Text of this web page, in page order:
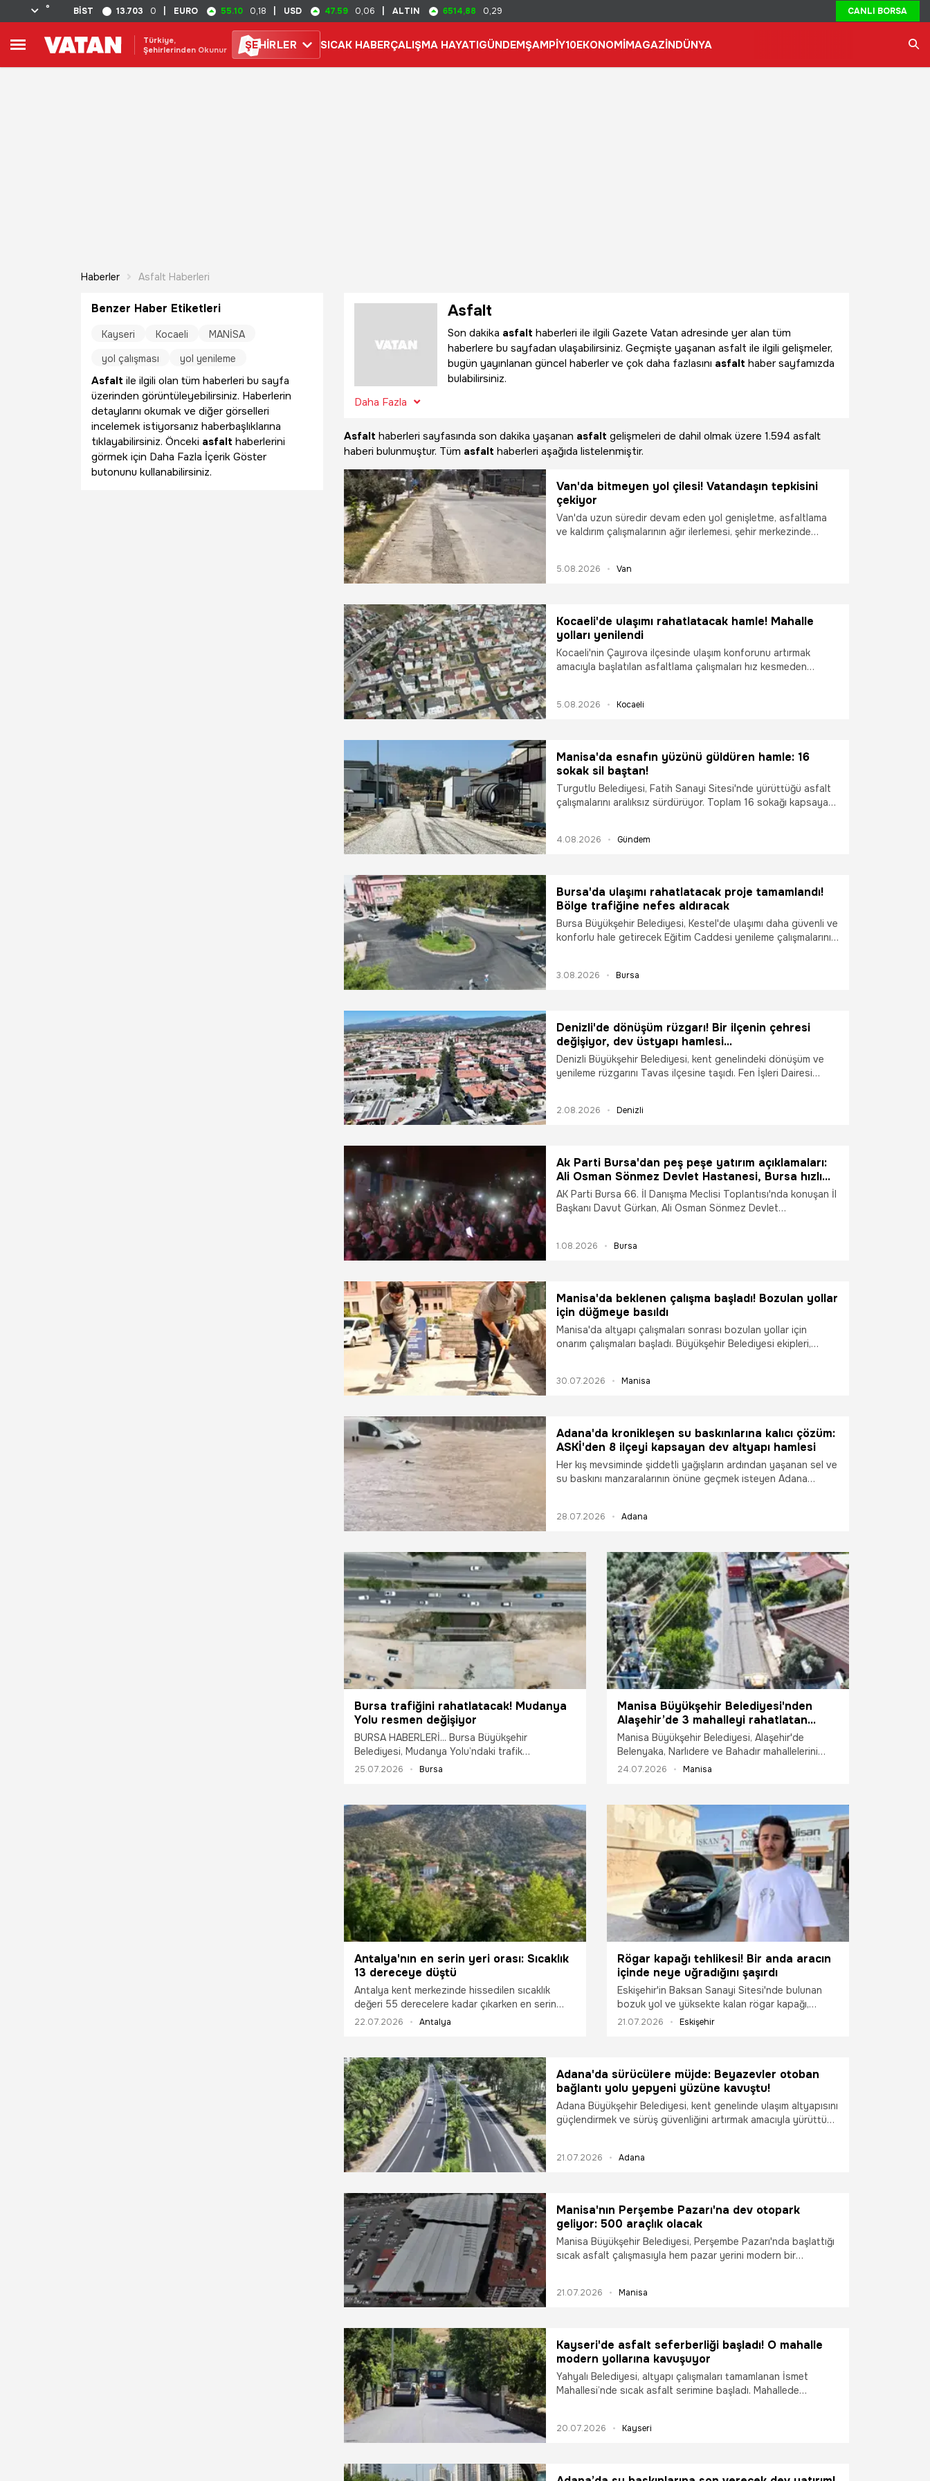
° BİST 13.703 0 EURO 55.10 0,18 USD 47.59 0,06 ALTIN 6514,88 0,29 CANLI BORSA
Türkiye,
Şehirlerinden Okunur
ŞEHİRLER SICAK HABERÇALIŞMA HAYATIGÜNDEMŞAMPİY10EKONOMİMAGAZİNDÜNYA
Haberler Asfalt Haberleri
Asfalt
Son dakika asfalt haberleri ile ilgili Gazete Vatan adresinde yer alan tüm
haberlere bu sayfadan ulaşabilirsiniz. Geçmişte yaşanan asfalt ile ilgili gelişmeler,
bugün yayınlanan güncel haberler ve çok daha fazlasını asfalt haber sayfamızda
bulabilirsiniz.
Daha Fazla
Asfalt haberleri sayfasında son dakika yaşanan asfalt gelişmeleri de dahil olmak üzere 1.594 asfalt
haberi bulunmuştur. Tüm asfalt haberleri aşağıda listelenmiştir.
Van'da bitmeyen yol çilesi! Vatandaşın tepkisini
çekiyor
Van'da uzun süredir devam eden yol genişletme, asfaltlama
ve kaldırım çalışmalarının ağır ilerlemesi, şehir merkezinde
Atatürk Kültür Parkı çevresi, Selimbey Mahallesi ve İskele
5.08.2026 Van
Kocaeli'de ulaşımı rahatlatacak hamle! Mahalle
yolları yenilendi
Kocaeli'nin Çayırova ilçesinde ulaşım konforunu artırmak
amacıyla başlatılan asfaltlama çalışmaları hız kesmeden
modern ve güvenli bir görünüme kavuştu.
5.08.2026 Kocaeli
Manisa'da esnafın yüzünü güldüren hamle: 16
sokak sil baştan!
Turgutlu Belediyesi, Fatih Sanayi Sitesi'nde yürüttüğü asfalt
çalışmalarını aralıksız sürdürüyor. Toplam 16 sokağı kapsayan
olduklarını söyledi.
4.08.2026 Gündem
Bursa'da ulaşımı rahatlatacak proje tamamlandı!
Bölge trafiğine nefes aldıracak
Bursa Büyükşehir Belediyesi, Kestel'de ulaşımı daha güvenli ve
konforlu hale getirecek Eğitim Caddesi yenileme çalışmalarını
önemli ölçüde rahatlatması bekleniyor.
3.08.2026 Bursa
Denizli'de dönüşüm rüzgarı! Bir ilçenin çehresi
değişiyor, dev üstyapı hamlesi...
Denizli Büyükşehir Belediyesi, kent genelindeki dönüşüm ve
yenileme rüzgarını Tavas ilçesine taşıdı. Fen İşleri Dairesi
Caddesi’nde altyapı çalışmalarının tamamlanmasının ardından
2.08.2026 Denizli
Ak Parti Bursa'dan peş peşe yatırım açıklamaları:
Ali Osman Sönmez Devlet Hastanesi, Bursa hızlı
tren hattı
AK Parti Bursa 66. İl Danışma Meclisi Toplantısı'nda konuşan İl
Başkanı Davut Gürkan, Ali Osman Sönmez Devlet
sürüşlerinin başlayacağını söyledi.
1.08.2026 Bursa
Manisa'da beklenen çalışma başladı! Bozulan yollar
için düğmeye basıldı
Manisa'da altyapı çalışmaları sonrası bozulan yollar için
onarım çalışmaları başladı. Büyükşehir Belediyesi ekipleri,
30.07.2026 Manisa
Adana'da kronikleşen su baskınlarına kalıcı çözüm:
ASKİ'den 8 ilçeyi kapsayan dev altyapı hamlesi
Her kış mevsiminde şiddetli yağışların ardından yaşanan sel ve
su baskını manzaralarının önüne geçmek isteyen Adana
Müdürlüğü, kentin kronik altyapı sorunlarına çözüm üretmek
28.07.2026 Adana
Bursa trafiğini rahatlatacak! Mudanya
Yolu resmen değişiyor
BURSA HABERLERİ... Bursa Büyükşehir
Belediyesi, Mudanya Yolu’ndaki trafik
yoğunluğunu azaltacak iki büyük ulaşım
ulaşırken, yeni düzenlemeyle Bursa şehir merkezi
yönünde trafik 5 şeride çıkacak. Projenin okullar
açılmadan tamamlanması hedefleniyor.
25.07.2026 Bursa
Manisa Büyükşehir Belediyesi'nden
Alaşehir’de 3 mahalleyi rahatlatan
asfalt hamlesi
Manisa Büyükşehir Belediyesi, Alaşehir'de
Belenyaka, Narlıdere ve Bahadır mahallelerini
birbirine bağlayan yolda yaklaşık 3 kilometrelik
arttı hem de çiftçilerin yıllardır yaşadığı yol
sorunu çözüme kavuştu.
24.07.2026 Manisa
Antalya'nın en serin yeri orası: Sıcaklık
13 dereceye düştü
Antalya kent merkezinde hissedilen sıcaklık
değeri 55 derecelere kadar çıkarken en serin
nokta da belli oldu. Kent merkezine 1,5 saat
22.07.2026 Antalya
Rögar kapağı tehlikesi! Bir anda aracın
içinde neye uğradığını şaşırdı
Eskişehir'in Baksan Sanayi Sitesi'nde bulunan
bozuk yol ve yüksekte kalan rögar kapağı,
sürücülerin ve bölge esnafının kâbusu oldu. Son
hava yastığının patladığı belirtildi.
21.07.2026 Eskişehir
Adana'da sürücülere müjde: Beyazevler otoban
bağlantı yolu yepyeni yüzüne kavuştu!
Adana Büyükşehir Belediyesi, kent genelinde ulaşım altyapısını
güçlendirmek ve sürüş güvenliğini artırmak amacıyla yürüttüğü
tamamlanan asfalt yenileme hamlesinin ardından, yol çizgileri
21.07.2026 Adana
Manisa'nın Perşembe Pazarı'na dev otopark
geliyor: 500 araçlık olacak
Manisa Büyükşehir Belediyesi, Perşembe Pazarı'nda başlattığı
sıcak asfalt çalışmasıyla hem pazar yerini modern bir
Çalışmaların tamamlanmasıyla otoparkın ilk 1 saati ücretsiz
21.07.2026 Manisa
Kayseri'de asfalt seferberliği başladı! O mahalle
modern yollarına kavuşuyor
Yahyalı Belediyesi, altyapı çalışmaları tamamlanan İsmet
Mahallesi’nde sıcak asfalt serimine başladı. Mahallede
20.07.2026 Kayseri
Benzer Haber Etiketleri
Kayseri Kocaeli
MANİSA
yol çalışması
yol yenileme
Asfalt ile ilgili olan tüm haberleri bu sayfa
üzerinden görüntüleyebilirsiniz. Haberlerin
detaylarını okumak ve diğer görselleri
incelemek istiyorsanız haberbaşlıklarına
tıklayabilirsiniz. Önceki asfalt haberlerini
görmek için Daha Fazla İçerik Göster
butonunu kullanabilirsiniz.